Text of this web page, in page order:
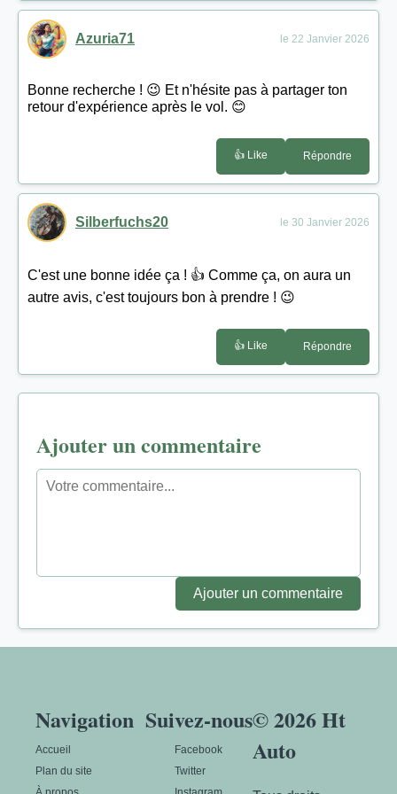
Azuria71 le 22 Janvier 2026
Bonne recherche ! 😉 Et n'hésite pas à partager ton
retour d'expérience après le vol. 😊
👍 Like Répondre
Silberfuchs20 le 30 Janvier 2026
C'est une bonne idée ça ! 👍 Comme ça, on aura un
autre avis, c'est toujours bon à prendre ! 😉
👍 Like Répondre
Ajouter un commentaire
Ajouter un commentaire
Navigation
Accueil
Plan du site
Suivez-nous
Facebook
Twitter
© 2026 Ht
Auto